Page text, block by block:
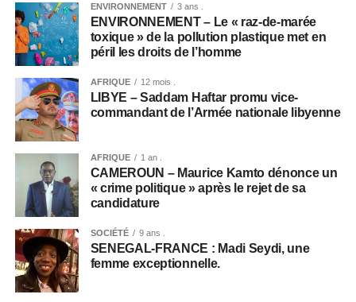
ENVIRONNEMENT 3 ans .
ENVIRONNEMENT – Le « raz-de-marée
toxique » de la pollution plastique met en
péril les droits de l’homme
AFRIQUE 12 mois .
LIBYE – Saddam Haftar promu vice-
commandant de l’Armée nationale libyenne
AFRIQUE 1 an .
CAMEROUN – Maurice Kamto dénonce un
« crime politique » après le rejet de sa
candidature
SOCIÉTÉ 9 ans .
SENEGAL-FRANCE : Madi Seydi, une
femme exceptionnelle.